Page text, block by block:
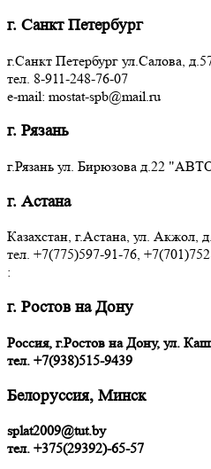
г. Санкт Петербург
г.Санкт Петербург ул.Салова,
тел. 8-911-248-76-07
e-mail: mostat-spb@mail.ru
г. Рязань
г.Рязань ул. Бирюзова д.22
г. Астана
Казахстан, г.Астана, ул. Акжол,
тел. +7(775)597-91-76,
:
г. Ростов на Дону
Россия, г.Ростов на Дону, ул.
тел. +7(938)515-9439
Белоруссия, Минск
splat2009@tut.by
тел. +375(29392)-65-57